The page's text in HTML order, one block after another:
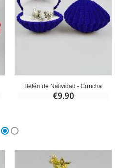
Belén de Natividad - Concha
€9.90